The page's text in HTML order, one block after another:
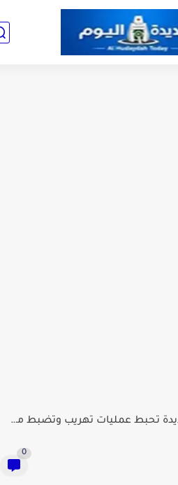
نجدة الحديدة تحبط عمليات تهريب وتضبط مطلوبين وشحنات مواد...